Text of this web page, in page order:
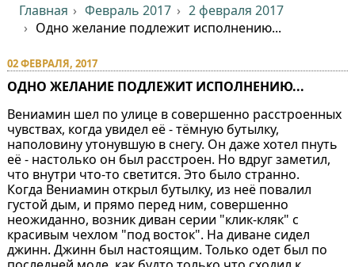
Главная Февраль 2017
2 февраля 2017
Одно желание подлежит исполнению...
02 ФЕВРАЛЯ, 2017
ОДНО ЖЕЛАНИЕ ПОДЛЕЖИТ ИСПОЛНЕНИЮ...
Вениамин шел по улице в совершенно расстроенных
чувствах, когда увидел её - тёмную бутылку,
наполовину утонувшую в снегу. Он даже хотел пнуть
её - настолько он был расстроен. Но вдруг заметил,
что внутри что-то светится. Это было странно.
Когда Вениамин открыл бутылку, из неё повалил
густой дым, и прямо перед ним, совершенно
неожиданно, возник диван серии "клик-кляк" с
красивым чехлом "под восток". На диване сидел
джинн. Джинн был настоящим. Только одет был по